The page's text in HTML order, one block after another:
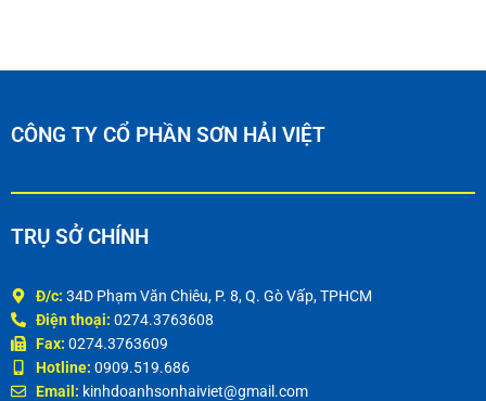
CÔNG TY CỔ PHẦN SƠN HẢI VIỆT
TRỤ SỞ CHÍNH
Đ/c: 34D Phạm Văn Chiêu, P. 8, Q. Gò Vấp, TPHCM
Điện thoại: 0274.3763608
Fax: 0274.3763609
Hotline: 0909.519.686
Email: kinhdoanhsonhaiviet@gmail.com